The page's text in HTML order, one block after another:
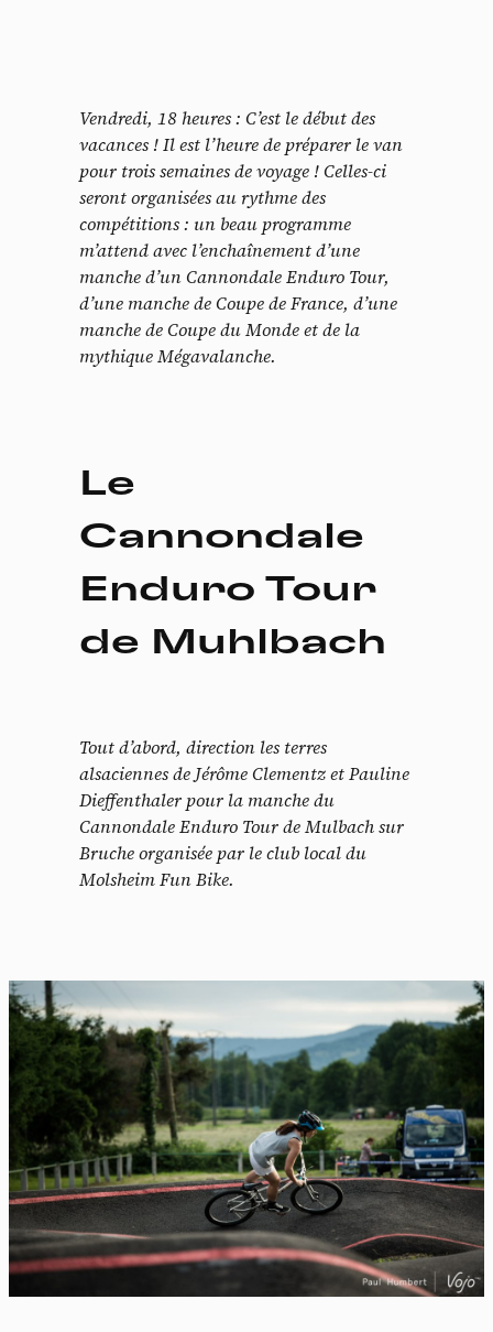
Vendredi, 18 heures : C’est le début des
vacances ! Il est l’heure de préparer le van
pour trois semaines de voyage ! Celles-ci
seront organisées au rythme des
compétitions : un beau programme
m’attend avec l’enchaînement d’une
manche d’un Cannondale Enduro Tour,
d’une manche de Coupe de France, d’une
manche de Coupe du Monde et de la
mythique Mégavalanche.
Le
Cannondale
Enduro Tour
de Muhlbach
Tout d’abord, direction les terres
alsaciennes de Jérôme Clementz et Pauline
Dieffenthaler pour la manche du
Cannondale Enduro Tour de Mulbach sur
Bruche organisée par le club local du
Molsheim Fun Bike.